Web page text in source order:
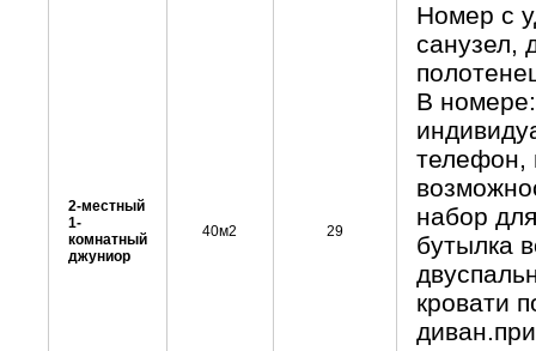
2-местный
1-
комнатный
джуниор
40м2 29
Номер с
санузел,
В
телефон,
набор
бутылка
кровати